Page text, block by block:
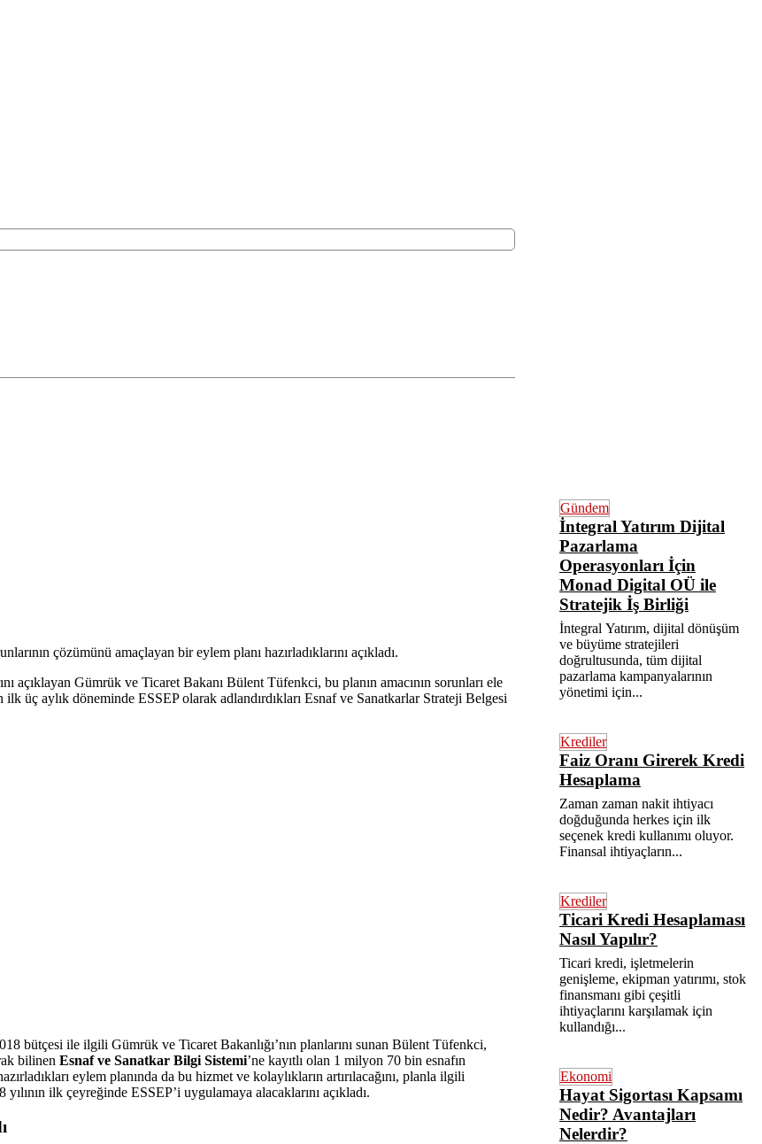
çözümünü amaçlayan bir eylem planı hazırladıklarını açıkladı.
açıklayan Gümrük ve Ticaret Bakanı Bülent Tüfenkci, bu planın amacının sorunları ele
ilk üç aylık döneminde ESSEP olarak adlandırdıkları Esnaf ve Sanatkarlar Strateji Belgesi
ile ilgili Gümrük ve Ticaret Bakanlığı’nın planlarını sunan Bülent Tüfenkci,
bilinen Esnaf ve Sanatkar Bilgi Sistemi’ne kayıtlı olan 1 milyon 70 bin esnafın
eylem planında da bu hizmet ve kolaylıkların artırılacağını, planla ilgili
ilk çeyreğinde ESSEP’i uygulamaya alacaklarını açıkladı.
Gündem
İntegral Yatırım Dijital
Pazarlama
Operasyonları İçin
Monad Digital OÜ ile
Stratejik İş Birliği
İntegral Yatırım, dijital dönüşüm
ve büyüme stratejileri
doğrultusunda, tüm dijital
pazarlama kampanyalarının
yönetimi için...
Krediler
Faiz Oranı Girerek Kredi
Hesaplama
Zaman zaman nakit ihtiyacı
doğduğunda herkes için ilk
seçenek kredi kullanımı oluyor.
Finansal ihtiyaçların...
Krediler
Ticari Kredi Hesaplaması
Nasıl Yapılır?
Ticari kredi, işletmelerin
genişleme, ekipman yatırımı, stok
finansmanı gibi çeşitli
ihtiyaçlarını karşılamak için
kullandığı...
Ekonomi
Hayat Sigortası Kapsamı
Nedir? Avantajları
Nelerdir?